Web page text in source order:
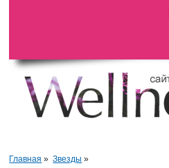
Главная » Звезды »